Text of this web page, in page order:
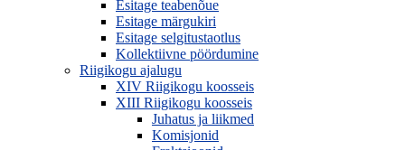
Esitage teabenõue
Esitage märgukiri
Esitage selgitustaotlus
Kollektiivne pöördumine
Riigikogu ajalugu
XIV Riigikogu koosseis
XIII Riigikogu koosseis
Juhatus ja liikmed
Komisjonid